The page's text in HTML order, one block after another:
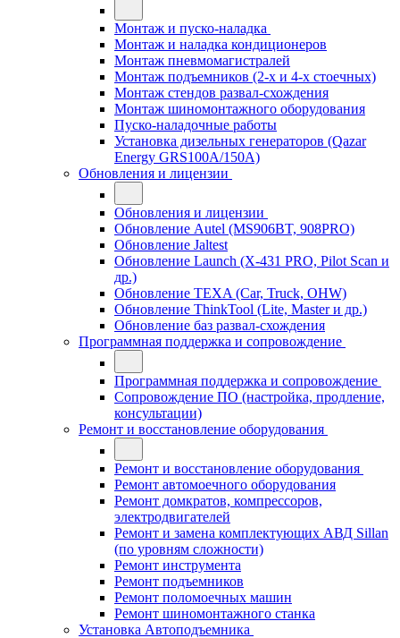
Монтаж и пуско-наладка
Монтаж и наладка кондиционеров
Монтаж пневмомагистралей
Монтаж подъемников (2-х и 4-х стоечных)
Монтаж стендов развал-схождения
Монтаж шиномонтажного оборудования
Пуско-наладочные работы
Установка дизельных генераторов (Qazar
Energy GRS100A/150A)
Обновления и лицензии
Обновления и лицензии
Обновление Autel (MS906BT, 908PRO)
Обновление Jaltest
Обновление Launch (X-431 PRO, Pilot Scan и
др.)
Обновление TEXA (Car, Truck, OHW)
Обновление ThinkTool (Lite, Master и др.)
Обновление баз развал-схождения
Программная поддержка и сопровождение
Программная поддержка и сопровождение
Сопровождение ПО (настройка, продление,
консультации)
Ремонт и восстановление оборудования
Ремонт и восстановление оборудования
Ремонт автомоечного оборудования
Ремонт домкратов, компрессоров,
электродвигателей
Ремонт и замена комплектующих АВД Sillan
(по уровням сложности)
Ремонт инструмента
Ремонт подъемников
Ремонт поломоечных машин
Ремонт шиномонтажного станка
Установка Автоподъемника